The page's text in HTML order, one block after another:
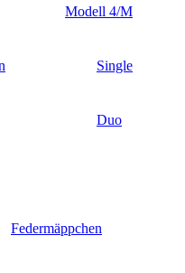
Modell 4/M
Single
Duo
Federmäppchen